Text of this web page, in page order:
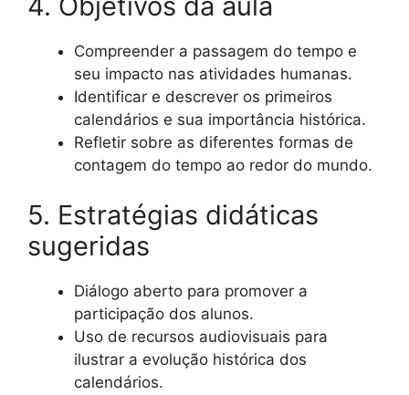
Compreender a passagem do tempo e
seu impacto nas atividades humanas.
Identificar e descrever os primeiros
calendários e sua importância histórica.
Refletir sobre as diferentes formas de
contagem do tempo ao redor do mundo.
5. Estratégias didáticas
sugeridas
Diálogo aberto para promover a
participação dos alunos.
Uso de recursos audiovisuais para
ilustrar a evolução histórica dos
calendários.